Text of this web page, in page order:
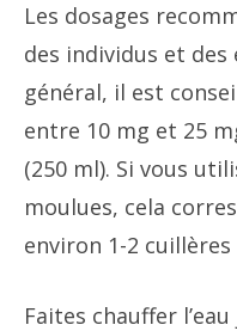
Les dosages
des individus et des
général, il est
entre 10 mg et 25
(250 ml). Si vous
moulues, cela
environ 1-2 cuillères
Faites chauffer l’eau